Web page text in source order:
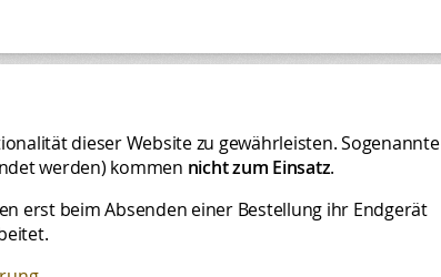
dieser Website zu gewährleisten. Sogenannte
werden) kommen nicht zum Einsatz.
erst beim Absenden einer Bestellung ihr Endgerät